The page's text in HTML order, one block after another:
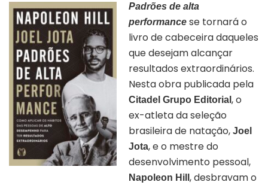
Padrões de alta
performance se tornará o
livro de cabeceira daqueles
que desejam alcançar
resultados extraordinários.
Nesta obra publicada pela
Citadel Grupo Editorial , o
ex-atleta da seleção
brasileira de natação, Joel
Jota, e o mestre do
desenvolvimento pessoal,
Napoleon Hill , desbravam o